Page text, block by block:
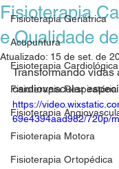
Fisioterapia Geriátrica
Acupuntura
Fisioterapia Cardiológica
Fisioterapia Respiratória
Fisioterapia
Fisioterapia Motora
Fisioterapia Ortopédica
Fisioterapia
e Qualidade
Atualizado: 15 de set. de
Transformando
cardiovascular
https://
69e4394aad982/720p/